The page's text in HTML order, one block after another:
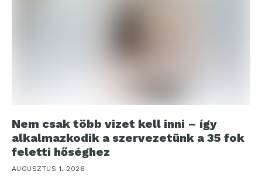
Nem csak több vizet kell inni – így
alkalmazkodik a szervezetünk a 35 fok
feletti hőséghez
AUGUSZTUS 1, 2026